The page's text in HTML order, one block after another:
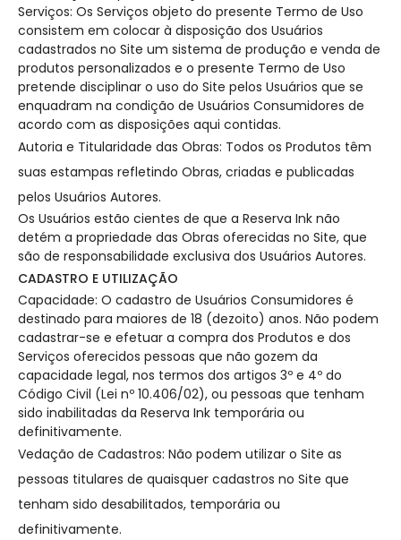
Serviços: Os Serviços objeto do presente Termo de Uso
consistem em colocar à disposição dos Usuários
cadastrados no Site um sistema de produção e venda de
produtos personalizados e o presente Termo de Uso
pretende disciplinar o uso do Site pelos Usuários que se
enquadram na condição de Usuários Consumidores de
acordo com as disposições aqui contidas.
Autoria e Titularidade das Obras: Todos os Produtos têm
suas estampas refletindo Obras, criadas e publicadas
pelos Usuários Autores.
Os Usuários estão cientes de que a Reserva Ink não
detém a propriedade das Obras oferecidas no Site, que
são de responsabilidade exclusiva dos Usuários Autores.
CADASTRO E UTILIZAÇÃO
Capacidade: O cadastro de Usuários Consumidores é
destinado para maiores de 18 (dezoito) anos. Não podem
cadastrar-se e efetuar a compra dos Produtos e dos
Serviços oferecidos pessoas que não gozem da
capacidade legal, nos termos dos artigos 3º e 4º do
Código Civil (Lei nº 10.406/02), ou pessoas que tenham
sido inabilitadas da Reserva Ink temporária ou
definitivamente.
Vedação de Cadastros: Não podem utilizar o Site as
pessoas titulares de quaisquer cadastros no Site que
tenham sido desabilitados, temporária ou
definitivamente.